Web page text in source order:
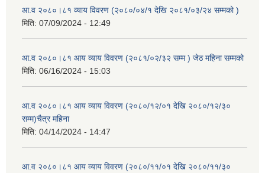
आ.व २०८०।८१ व्याय विवरण (२०८०/०४/१ देखि २०८१/०३/२४ सम्मको )
मिति: 07/09/2024 - 12:49
आ.व २०८०।८१ आय व्याय विवरण (२०८१/०२/३२ सम्म ) जेठ महिना सम्मको
मिति: 06/16/2024 - 15:03
आ.व २०८०।८१ आय व्याय विवरण (२०८०/१२/०१ देखि २०८०/१२/३०
सम्म)चैत्र महिना
मिति: 04/14/2024 - 14:47
आ.व २०८०।८१ आय व्याय विवरण (२०८०/११/०१ देखि २०८०/११/३०